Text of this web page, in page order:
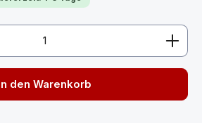
den gewünschten Wert ein
den Warenkorb